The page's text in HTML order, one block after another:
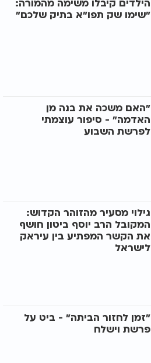
הילדים קיבלו משימה מהמורה:
"שימו שק תפו"א בתיק שלכם"
"האם משכה את בנה מן
האדמה" - סיפור עוצמתי
לפרשת השבוע
גילוי מסעיר מהזוהר הקדוש:
המקובל הרב יוסף ביטון חושף
את הקשר המפתיע בין עיראק
לישראל
"זמן לחזור הביתה" - ביט על
פרשת וישלח